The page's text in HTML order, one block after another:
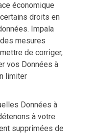
économique
droits en
Impala
mesures
de corriger,
vos Données à
limiter
Données à
à votre
supprimées de